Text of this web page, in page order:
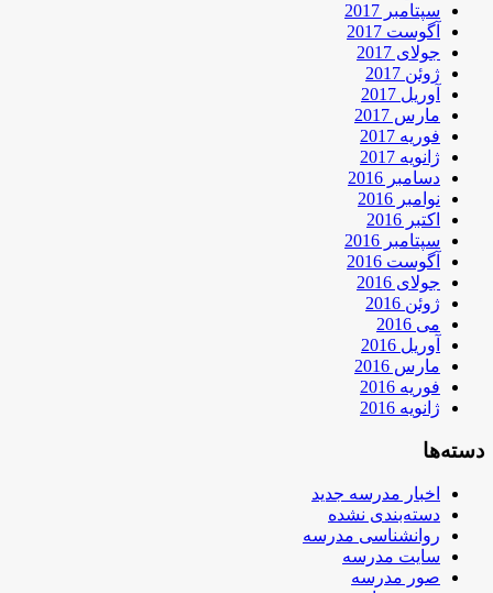
سپتامبر 2017
آگوست 2017
جولای 2017
ژوئن 2017
آوریل 2017
مارس 2017
فوریه 2017
ژانویه 2017
دسامبر 2016
نوامبر 2016
اکتبر 2016
سپتامبر 2016
آگوست 2016
جولای 2016
ژوئن 2016
می 2016
آوریل 2016
مارس 2016
فوریه 2016
ژانویه 2016
دسته‌ها
اخبار مدرسه جدید
دسته‌بندی نشده
روانشناسی مدرسه
سایت مدرسه
صور مدرسه